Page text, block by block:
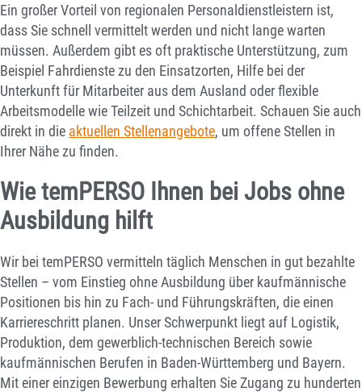
Ein großer Vorteil von regionalen Personaldienstleistern ist,
dass Sie schnell vermittelt werden und nicht lange warten
müssen. Außerdem gibt es oft praktische Unterstützung, zum
Beispiel Fahrdienste zu den Einsatzorten, Hilfe bei der
Unterkunft für Mitarbeiter aus dem Ausland oder flexible
Arbeitsmodelle wie Teilzeit und Schichtarbeit. Schauen Sie auch
direkt in die aktuellen Stellenangebote, um offene Stellen in
Ihrer Nähe zu finden.
Wie temPERSO Ihnen bei Jobs ohne
Ausbildung hilft
Wir bei temPERSO vermitteln täglich Menschen in gut bezahlte
Stellen – vom Einstieg ohne Ausbildung über kaufmännische
Positionen bis hin zu Fach- und Führungskräften, die einen
Karriereschritt planen. Unser Schwerpunkt liegt auf Logistik,
Produktion, dem gewerblich-technischen Bereich sowie
kaufmännischen Berufen in Baden-Württemberg und Bayern.
Mit einer einzigen Bewerbung erhalten Sie Zugang zu hunderten